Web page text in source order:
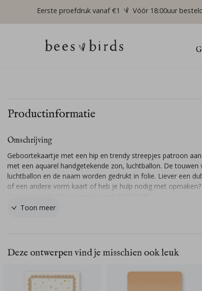
Eerste proefdruk vanaf €1 Vóór 18:00uur
Productinformatie
Omschrijving
Geboortekaartje met een hip en trendy streepjes patroon
met een aquarel handgetekende zon, luchtballon. De touwen
luchtballon en de naam worden gedrukt in folie. Liever een
of een andere vorm kaart of heb je hulp nodig met opmaken?
Toon meer
Deze ontwerpen vind je misschien ook leuk